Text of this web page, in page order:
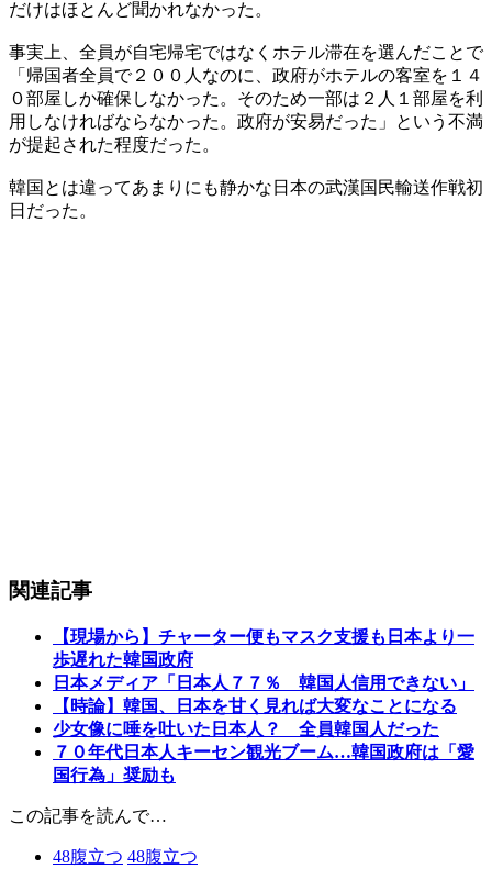
だけはほとんど聞かれなかった。
事実上、全員が自宅帰宅ではなくホテル滞在を選んだことで
「帰国者全員で２００人なのに、政府がホテルの客室を１４
０部屋しか確保しなかった。そのため一部は２人１部屋を利
用しなければならなかった。政府が安易だった」という不満
が提起された程度だった。
韓国とは違ってあまりにも静かな日本の武漢国民輸送作戦初
日だった。
関連記事
【現場から】チャーター便もマスク支援も日本より一
歩遅れた韓国政府
日本メディア「日本人７７％ 韓国人信用できない」
【時論】韓国、日本を甘く見れば大変なことになる
少女像に唾を吐いた日本人？ 全員韓国人だった
７０年代日本人キーセン観光ブーム…韓国政府は「愛
国行為」奨励も
この記事を読んで…
48腹立つ 48腹立つ